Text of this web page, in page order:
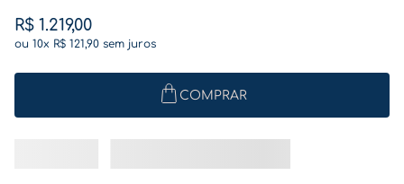
folha memórias barriga
R$ 1.219,00
ou 10x R$ 121,90 sem juros
COMPRAR